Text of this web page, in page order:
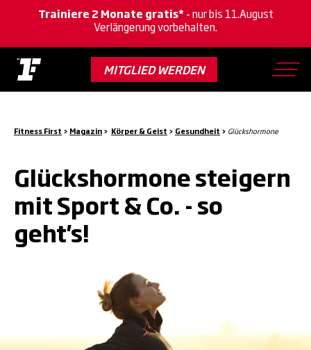
Skip
main
content
MITGLIED WERDEN
Trainiere 2 Monate gratis* - nur bis 11.August
Verlängerung vorbehalten.
Fitness First > Magazin > Körper & Geist > Gesundheit > Glückshormone
Glückshormone steigern
mit Sport & Co. - so
geht's!